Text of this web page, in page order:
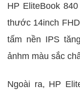
HP EliteBook
thước 14inch
tấm nền IPS
ảnhm màu sắc
Ngoài ra, HP